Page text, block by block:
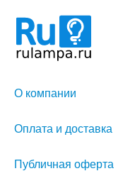
О компании
Оплата и доставка
Публичная оферта